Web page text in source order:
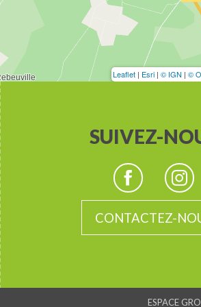
Leaflet | Esri | © IGN | ©
SUIVEZ-
CONTACTEZ-
ESPACE